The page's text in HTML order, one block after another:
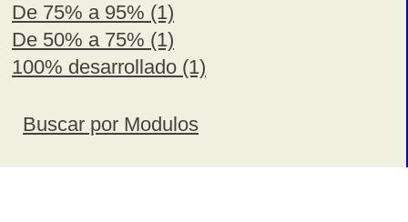
De 75% a 95% (1)
De 50% a 75% (1)
100% desarrollado (1)
Buscar por Modulos